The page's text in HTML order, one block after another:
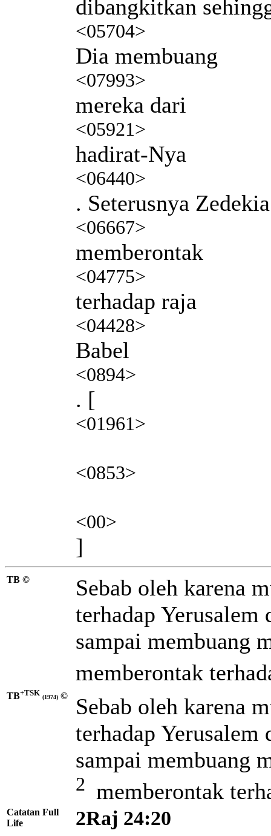
dibangkitkan
<05704>
Dia membuang
<07993>
mereka dari
<05921>
hadirat-Nya
<06440>
. Seterusnya Zedekia
<06667>
memberontak
<04775>
terhadap raja
<04428>
Babel
<0894>
. [
<01961>
<0853>
<00>
]
TB ©
Sebab oleh karena
terhadap Yerusalem
sampai membuang
memberontak
TB+TSK (1974) ©
Sebab oleh karena
terhadap Yerusalem
sampai membuang
2 memberontak
Catatan Full
Life
2Raj 24:20